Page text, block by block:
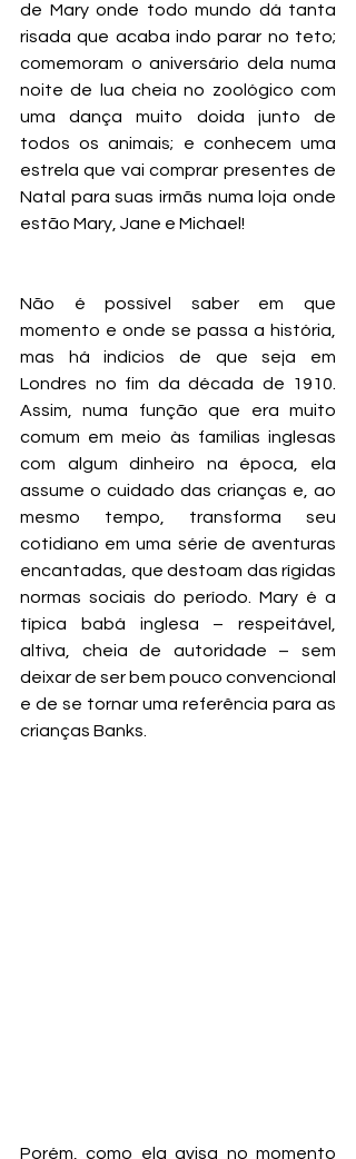
de Mary onde todo mundo dá tanta
risada que acaba indo parar no teto;
comemoram o aniversário dela numa
noite de lua cheia no zoológico com
uma dança muito doida junto de
todos os animais; e conhecem uma
estrela que vai comprar presentes de
Natal para suas irmãs numa loja onde
estão Mary, Jane e Michael!
Não é possível saber em que
momento e onde se passa a história,
mas há indícios de que seja em
Londres no fim da década de 1910.
Assim, numa função que era muito
comum em meio às famílias inglesas
com algum dinheiro na época, ela
assume o cuidado das crianças e, ao
mesmo tempo, transforma seu
cotidiano em uma série de aventuras
encantadas, que destoam das rígidas
normas sociais do período. Mary é a
típica babá inglesa – respeitável,
altiva, cheia de autoridade – sem
deixar de ser bem pouco convencional
e de se tornar uma referência para as
crianças Banks.
Porém, como ela avisa no momento